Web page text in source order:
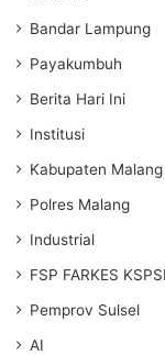
Bandar Lampung
Payakumbuh
Berita Hari Ini
Institusi
Kabupaten Malang
Polres Malang
Industrial
FSP FARKES KSPSI
Pemprov Sulsel
AI